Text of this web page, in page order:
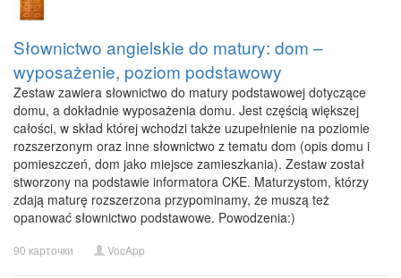
Słownictwo angielskie do matury: dom –
wyposażenie, poziom podstawowy
Zestaw zawiera słownictwo do matury podstawowej dotyczące
domu, a dokładnie wyposażenia domu. Jest częścią większej
całości, w skład której wchodzi także uzupełnienie na poziomie
rozszerzonym oraz inne słownictwo z tematu dom (opis domu i
pomieszczeń, dom jako miejsce zamieszkania). Zestaw został
stworzony na podstawie informatora CKE. Maturzystom, którzy
zdają maturę rozszerzona przypominamy, że muszą też
opanować słownictwo podstawowe. Powodzenia:)
90 карточки VocApp